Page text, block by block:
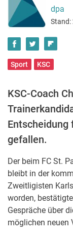
dpa
Stand:
Sport KSC
KSC-Coach
Entscheidung
gefallen.
Der beim FC St.
bleibt in der
Zweitligisten
worden,
Gespräche über
möglichen neuen